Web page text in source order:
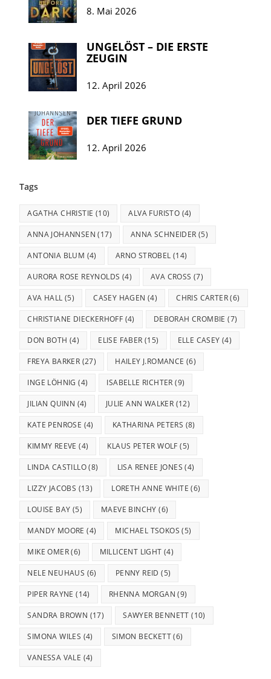
8. Mai 2026
UNGELÖST – DIE ERSTE
ZEUGIN
12. April 2026
DER TIEFE GRUND
12. April 2026
Tags
AGATHA CHRISTIE (10) ALVA FURISTO (4)
ANNA JOHANNSEN (17) ANNA SCHNEIDER (5)
ANTONIA BLUM (4) ARNO STROBEL (14)
AURORA ROSE REYNOLDS (4) AVA CROSS (7)
AVA HALL (5) CASEY HAGEN (4) CHRIS CARTER(6)
CHRISTIANE DIECKERHOFF (4) DEBORAH CROMBIE (7)
DON BOTH (4) ELISE FABER (15) ELLE CASEY (4)
FREYA BARKER (27) HAILEY J.ROMANCE (6)
INGE LÖHNIG (4) ISABELLE RICHTER (9)
JILIAN QUINN (4) JULIE ANN WALKER (12)
KATE PENROSE (4) KATHARINA PETERS (8)
KIMMY REEVE (4) KLAUS PETER WOLF (5)
LINDA CASTILLO(8) LISA RENEE JONES (4)
LIZZY JACOBS (13) LORETH ANNE WHITE (6)
LOUISE BAY (5) MAEVE BINCHY (6)
MANDY MOORE (4) MICHAEL TSOKOS (5)
MIKE OMER(6) MILLICENT LIGHT (4)
NELE NEUHAUS (6) PENNY REID (5)
PIPER RAYNE (14) RHENNA MORGAN (9)
SANDRA BROWN (17) SAWYER BENNETT (10)
SIMONA WILES (4) SIMON BECKETT(6)
VANESSA VALE (4)